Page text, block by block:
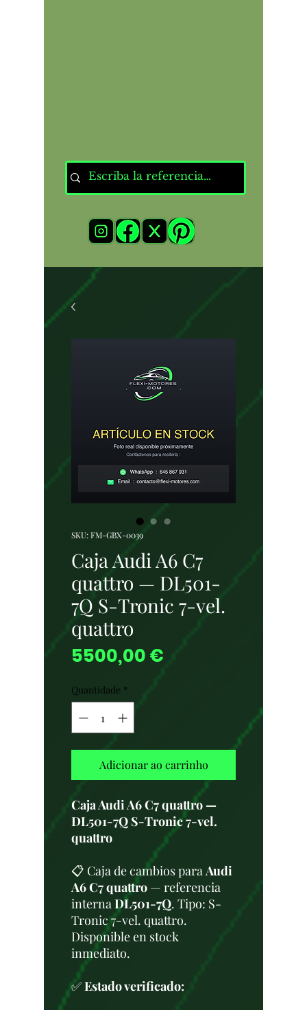
SKU: FM-GBX-0039
Caja Audi A6 C7
quattro — DL501-
7Q S-Tronic 7-vel.
quattro
5500,00 € Preço
Quantidade *
Adicionar ao carrinho
Caja Audi A6 C7 quattro —
DL501-7Q S-Tronic 7-vel.
quattro
📋 Caja de cambios paraAudi
A6 C7 quattro — referencia
internaDL501-7Q. Tipo: S-
Tronic 7-vel. quattro.
Disponible en stock
inmediato.
✅Estado verificado: